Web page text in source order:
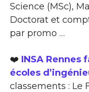
Science (MSc),
Doctorat et
par promo …
❤️ INSA Rennes
écoles
classements : Le